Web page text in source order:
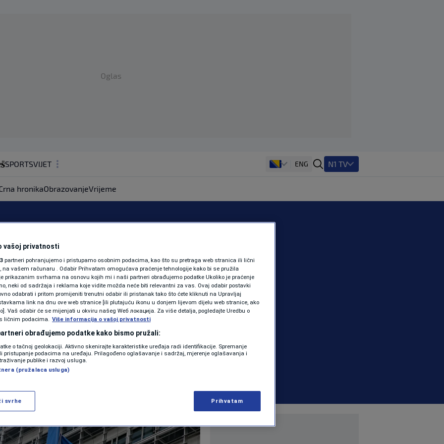
Oglas
SPORTSVIJET
ZDRAVLJE
SHOWBIZ
PODCAST
N1 SPECIJAL
FENOMENI
NEISTRAŽENO
VIRALNO
VIDEO
ENG N1 TV
hronikaObrazovanjeVrijeme
raspodjeli
RS nisu ispunili
VIJESTI 0 komentara
Više
vašoj privatnosti
partneri pohranjujemo i pristupamo osobnim podacima, kao što su pretraga web stranica ili lični
na vašem računaru . Odabir Prihvatam omogućava praćenje tehnologije kako bi se pružila
prikazanim svrhama na osnovu kojih mi i naši partneri obrađujemo podatke Ukoliko je praćenje
neki od sadržaja i reklama koje vidite možda neće biti relevantni za vas. Ovaj odabir postavki
odabrati i pritom promijeniti trenutni odabir ili pristanak tako što ćete kliknuti na Upravljaj
link na dnu ove web stranice [ili plutajuću ikonu u donjem lijevom dijelu web stranice, ako
Vaš odabir će se mijenjati u okviru našeg Wеб локација. Za više detalja, pogledajte Uredbu o
ličnim podacima. Više informacija o vašoj privatnosti
obrađujemo podatke kako bismo pružali:
o tačnoj geolokaciji. Aktivno skenirajte karakteristike uređaja radi identifikacije. Spremanje
pristupanje podacima na uređaju. Prilagođeno oglašavanje i sadržaj, mjerenje oglašavanja i
publike i razvoj usluga.
(pružalaca usluga)
svrhe Prihvatam